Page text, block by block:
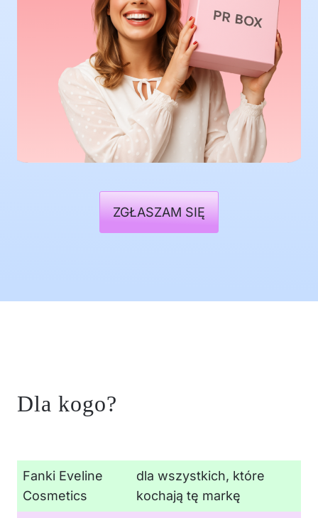
ZGŁASZAM SIĘ
Dla kogo?
Fanki Eveline
Cosmetics
dla wszystkich, które
kochają tę markę